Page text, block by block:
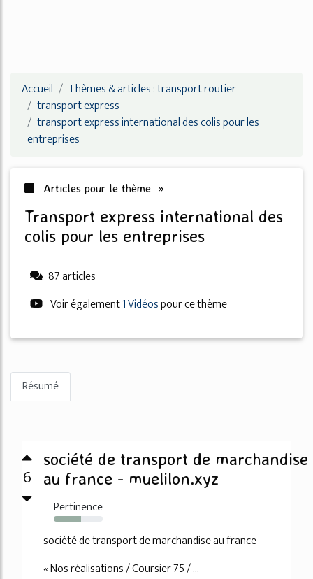
Accueil
Thèmes & articles : transport routier
transport express
transport express international des colis pour les
entreprises
Articles pour le thème »
transport express international des
colis pour les entreprises
87 articles
Voir également1 Vidéospour ce thème
Résumé
6
société de transport de marchandise
au france - muelilon.xyz
Pertinence
56%
société de transport de marchandise au france
« Nos réalisations / Coursier 75 / ...